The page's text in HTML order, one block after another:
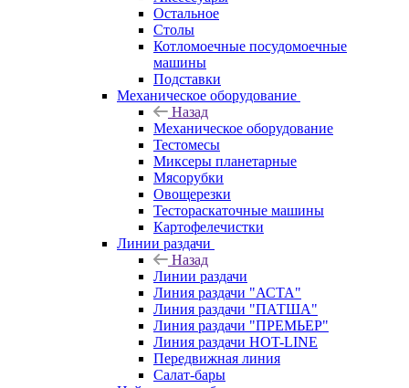
Остальное
Столы
Котломоечные посудомоечные
машины
Подставки
Механическое оборудование
Назад
Механическое оборудование
Тестомесы
Миксеры планетарные
Мясорубки
Овощерезки
Тестораскаточные машины
Картофелечистки
Линии раздачи
Назад
Линии раздачи
Линия раздачи "АСТА"
Линия раздачи "ПАТША"
Линия раздачи "ПРЕМЬЕР"
Линия раздачи HOT-LINE
Передвижная линия
Салат-бары